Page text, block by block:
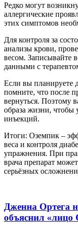
Редко могут
аллергические
этих симптомов
Для контроля за
анализы крови,
весом. Записывайте
данными с
Если вы планируете
помните, что после
вернуться. Поэтому
образа жизни, чтобы
инъекций.
Итоги: Оземпик –
веса и контроля
упражнения. При
врача препарат
серьёзных
Дженна Ортега
объяснил «лицо